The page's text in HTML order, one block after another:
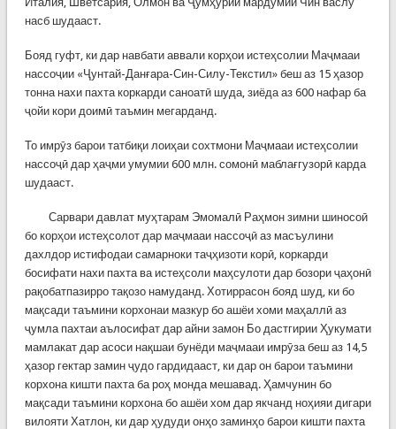
насб шудааст.
Бояд гуфт, ки дар навбати аввали корҳои истеҳсолии Маҷмааи
нассоҷии «Ҷунтай-Данғара-Син-Силу-Текстил» беш аз 15 ҳазор
тонна нахи пахта коркарди саноатӣ шуда, зиёда аз 600 нафар ба
ҷойи кори доимӣ таъмин мегарданд.
То имрӯз барои татбиқи лоиҳаи сохтмони Маҷмааи истеҳсолии
нассоҷӣ дар ҳаҷми умумии 600 млн. сомонӣ маблағгузорӣ карда
шудааст.
Сарвари давлат муҳтарам Эмомалӣ Раҳмон зимни шиносоӣ
бо корҳои истеҳсолот дар маҷмааи нассоҷӣ аз масъулини
дахлдор истифодаи самарноки таҷҳизоти корӣ, коркарди
босифати нахи пахта ва истеҳсоли маҳсулоти дар бозори ҷаҳонӣ
рақобатпазирро тақозо намуданд. Хотиррасон бояд шуд, ки бо
мақсади таъмини корхонаи мазкур бо ашёи хоми маҳаллӣ аз
ҷумла пахтаи аълосифат дар айни замон Бо дастгирии Ҳукумати
мамлакат дар асоси нақшаи бунёди маҷмааи имрӯза беш аз 14,5
ҳазор гектар замин ҷудо гардидааст, ки дар он барои таъмини
корхона кишти пахта ба роҳ монда мешавад. Ҳамчунин бо
мақсади таъмини корхона бо ашёи хом дар якчанд ноҳияи дигари
вилояти Хатлон, ки дар ҳудуди онҳо заминҳо барои кишти пахта